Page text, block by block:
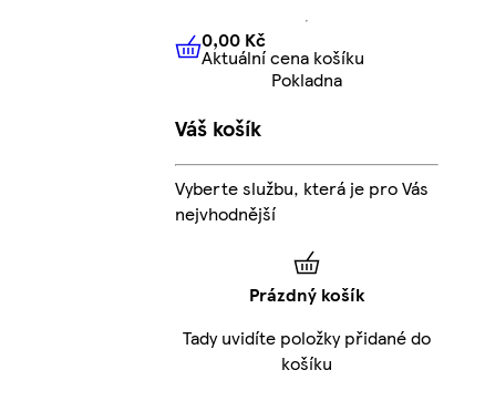
0,00 KčAktuální cena košíku
0,00 Kč
Aktuální cena košíku
Pokladna
Váš košík
Vyberte službu, která je pro Vás
nejvhodnější
Prázdný košík
Tady uvidíte položky přidané do
košíku